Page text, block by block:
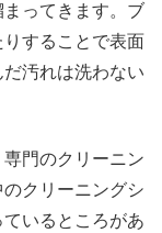
ってきます。ブ
することで表面
汚れは洗わない
門のクリーニン
クリーニングシ
いるところがあ